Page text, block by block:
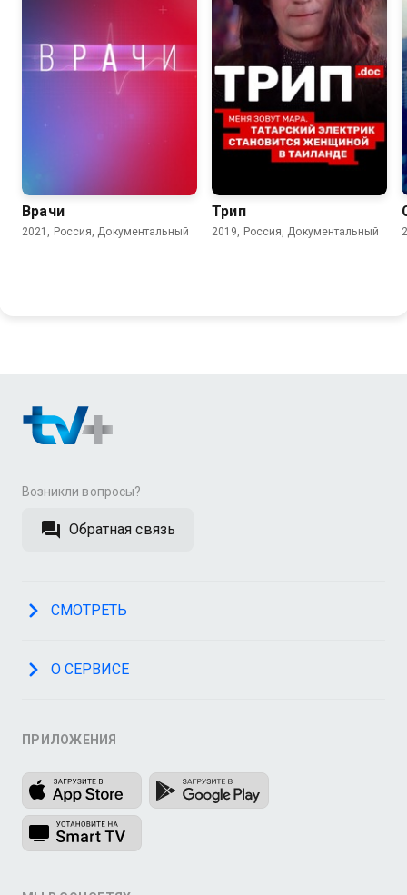
Врачи
2021, Россия, Документальный
Трип
2019, Россия, Документальный
Возникли вопросы?
Обратная связь
СМОТРЕТЬ
О СЕРВИСЕ
ПРИЛОЖЕНИЯ